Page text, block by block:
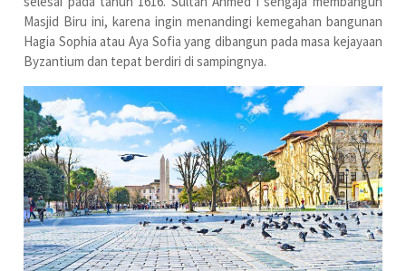
Masjid Biru ini, karena ingin menandingi kemegahan bangunan
Hagia Sophia atau Aya Sofia yang dibangun pada masa kejayaan
Byzantium dan tepat berdiri di sampingnya.